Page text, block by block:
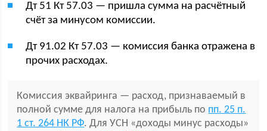
Дт 51 Кт 57.03 — пришла сумма на расчётный
счёт за минусом комиссии.
Дт 91.02 Кт 57.03 — комиссия банка отражена в
прочих расходах.
Комиссия эквайринга — расход, признаваемый в
полной сумме для налога на прибыль по пп. 25 п.
1 ст. 264 НК РФ. Для УСН «доходы минус расходы»